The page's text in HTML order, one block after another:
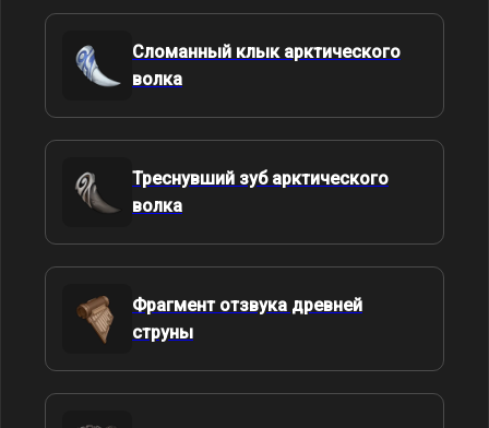
Сломанный клык арктического
волка
Треснувший зуб арктического
волка
Фрагмент отзвука древней
струны